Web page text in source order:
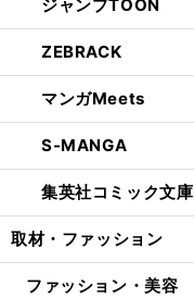
ジャンプTOON
ZEBRACK
マンガMeets
S-MANGA
集英社コミック文庫
取材・ファッション
ファッション・美容